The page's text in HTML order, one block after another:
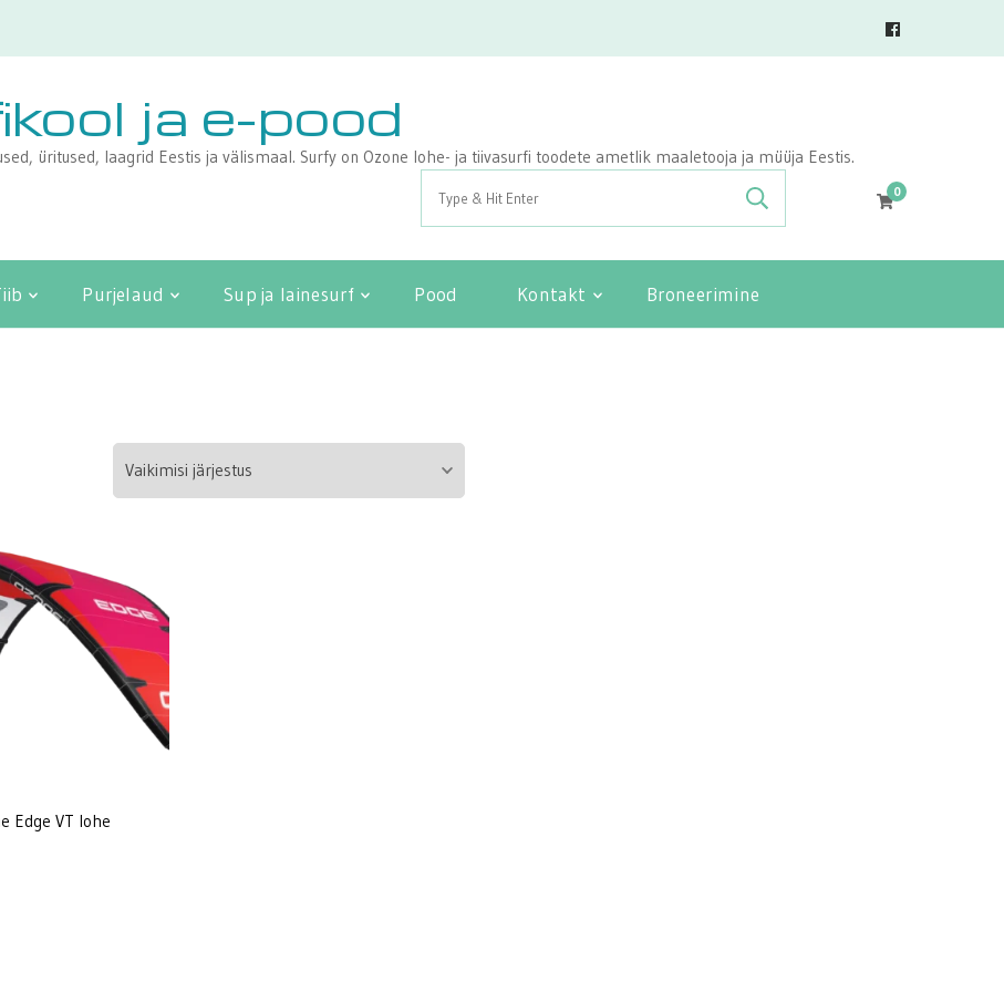
ja e-pood
üritused, laagrid Eestis ja välismaal. Surfy on Ozone lohe- ja tiivasurfi toodete ametlik maaletooja ja müüja Eestis.
for:
0
Purjelaud Sup ja lainesurf Pood Kontakt Broneerimine
Edge VT lohe